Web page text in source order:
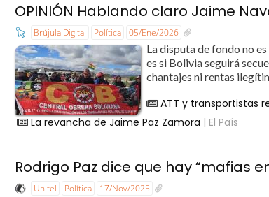
OPINIÓN Hablando claro Jaime
Brújula Digital Política 05/Ene/2026
La disputa de fondo no
es si Bolivia seguirá
chantajes ni rentas
ATT y transportistas
La revancha de Jaime Paz Zamora | El País
Rodrigo Paz dice que hay “mafias
Unitel Política 17/Nov/2025